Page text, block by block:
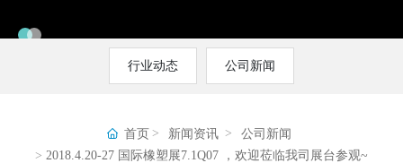
行业动态 公司新闻
首页 新闻资讯
公司新闻
2018.4.20-27 国际橡塑展7.1Q07 ，欢迎莅临我司展台参观~